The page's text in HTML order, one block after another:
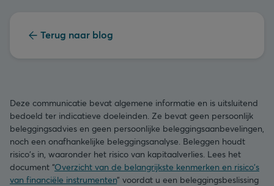
Terug naar blog
Deze communicatie bevat algemene informatie en is uitsluitend
bedoeld ter indicatieve doeleinden. Ze bevat geen persoonlijk
beleggingsadvies en geen persoonlijke beleggingsaanbevelingen,
noch een onafhankelijke beleggingsanalyse. Beleggen houdt
risico's in, waaronder het risico van kapitaalverlies. Lees het
document “Overzicht van de belangrijkste kenmerken en risico's
van financiële instrumenten” voordat u een beleggingsbeslissing